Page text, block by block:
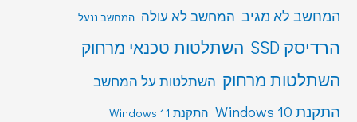
המחשב לא מגיב המחשב לא עולה המחשב ננעל
הרדיסק SSD
השתלטות טכנאי מרחוק
השתלטות מרחוק השתלטות על המחשב
התקנת Windows 10 התקנת Windows 11